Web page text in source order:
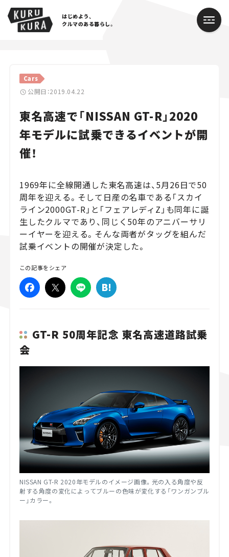
はじめよう、
クルマのある暮らし。
Cars
公開日：2019.04.22
東名高速で「NISSAN GT-R」2020
年モデルに試乗できるイベントが開
催！
1969年に全線開通した東名高速は、5月26日で50
周年を迎える。そして日産の名車である「スカイ
ライン2000GT-R」と「フェアレディZ」も同年に誕
生したクルマであり、同じく50年のアニバーサリ
ーイヤーを迎える。そんな両者がタッグを組んだ
試乗イベントの開催が決定した。
この記事をシェア
GT-R 50周年記念 東名高速道路試乗
会
NISSAN GT-R 2020年モデルのイメージ画像。 光の入る角度や反
射する角度の変化によってブルーの色味が変化する「ワンガンブル
ー」カラー。
Cars
Lifestyle
Traffic
Special
Series
Campaign
人気のハッシュタグ
スズキ ジムニー｜Suzuki Jimny
スズキ｜Suzuki